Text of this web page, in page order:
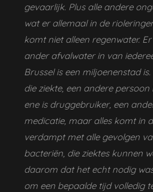
gevaarlijk. Plus alle andere
wat er allemaal in de
komt niet alleen regenwater.
ander afvalwater in van
Brussel is een miljoenenstad
die ziekte, een andere persoon
ene is druggebruiker, een
medicatie, maar alles komt in
verdampt met alle gevolgen
bacteriën, die ziektes kunnen
daarom dat het echt nodig
om een bepaalde tijd volledig